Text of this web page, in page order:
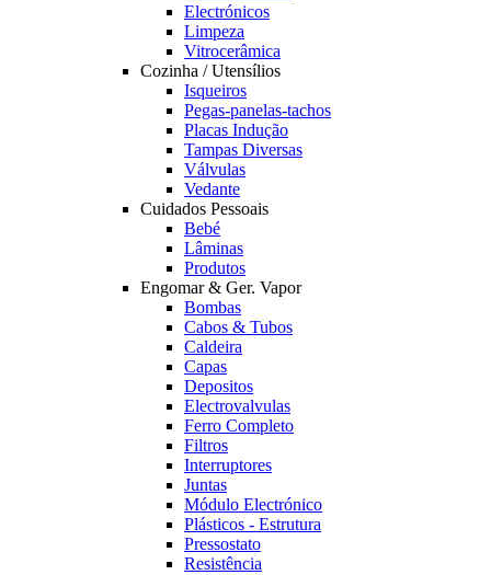
Electrónicos
Limpeza
Vitrocerâmica
Cozinha / Utensílios
Isqueiros
Pegas-panelas-tachos
Placas Indução
Tampas Diversas
Válvulas
Vedante
Cuidados Pessoais
Bebé
Lâminas
Produtos
Engomar & Ger. Vapor
Bombas
Cabos & Tubos
Caldeira
Capas
Depositos
Electrovalvulas
Ferro Completo
Filtros
Interruptores
Juntas
Módulo Electrónico
Plásticos - Estrutura
Pressostato
Resistência